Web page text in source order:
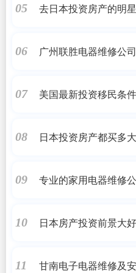
05 去日本投资房产的明星
06 广州联胜电器维修公
07 美国最新投资移民条件
08 日本投资房产都买多
09 专业的家用电器维修
10 日本房产投资前景大好
11 甘南电子电器维修及